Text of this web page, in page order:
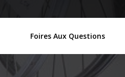
Foires Aux Questions